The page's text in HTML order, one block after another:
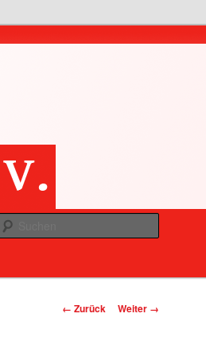
Bilder-Navigation
← Zurück Weiter →